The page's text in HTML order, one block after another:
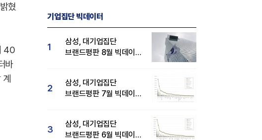
혔
40
바
계
기업집단 빅데이터
1
삼성, 대기업집단
브랜드평판 8월 빅데이터
2
삼성, 대기업집단
브랜드평판 7월 빅데이터
3
삼성, 대기업집단
브랜드평판 6월 빅데이터